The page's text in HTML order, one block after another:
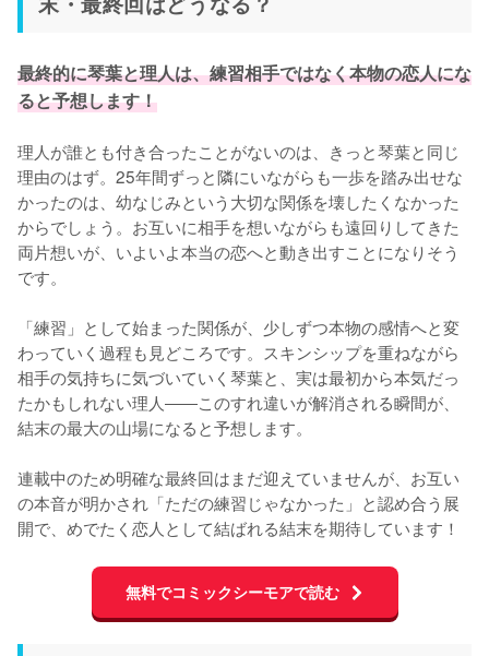
最終的に琴葉と理人は、練習相手ではなく本物の恋人にな
ると予想します！
理人が誰とも付き合ったことがないのは、きっと琴葉と同じ
理由のはず。25年間ずっと隣にいながらも一歩を踏み出せな
かったのは、幼なじみという大切な関係を壊したくなかった
からでしょう。お互いに相手を想いながらも遠回りしてきた
両片想いが、いよいよ本当の恋へと動き出すことになりそう
です。
「練習」として始まった関係が、少しずつ本物の感情へと変
わっていく過程も見どころです。スキンシップを重ねながら
相手の気持ちに気づいていく琴葉と、実は最初から本気だっ
たかもしれない理人――このすれ違いが解消される瞬間が、
結末の最大の山場になると予想します。
連載中のため明確な最終回はまだ迎えていませんが、お互い
の本音が明かされ「ただの練習じゃなかった」と認め合う展
開で、めでたく恋人として結ばれる結末を期待しています！
無料でコミックシーモアで読む